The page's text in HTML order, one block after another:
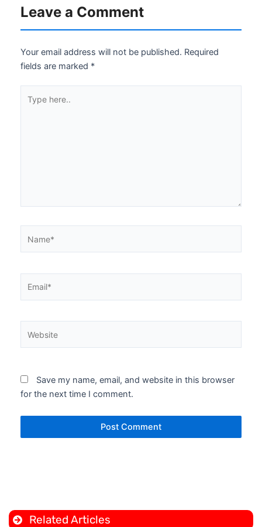
Leave a Comment
Your email address will not be published. Required
fields are marked *
here..
Save my name, email, and website in this browser
for the next time I comment.
Related Articles